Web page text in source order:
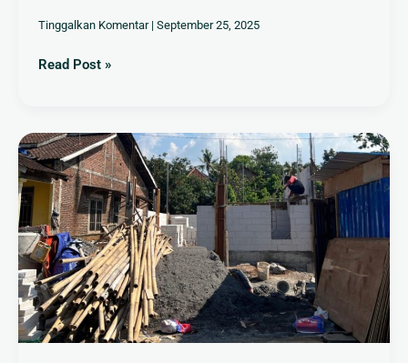
Tinggalkan Komentar | September 25, 2025
Read Post »
5
Kesalahan
Fatal
Saat
Membangun
Rumah
yang
Harus
Anda
Hindari